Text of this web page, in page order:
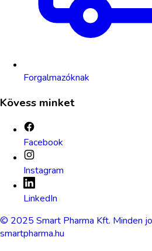
Forgalmazóknak
Kövess minket
Facebook
Instagram
LinkedIn
© 2025 Smart Pharma Kft. Minden
smartpharma.hu